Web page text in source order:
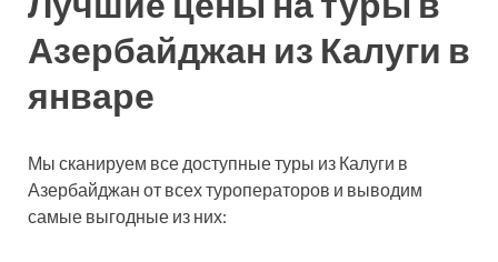
Азербайджан из Калуги в
январе
Мы сканируем все доступные туры из Калуги в
Азербайджан от всех туроператоров и выводим
самые выгодные из них: